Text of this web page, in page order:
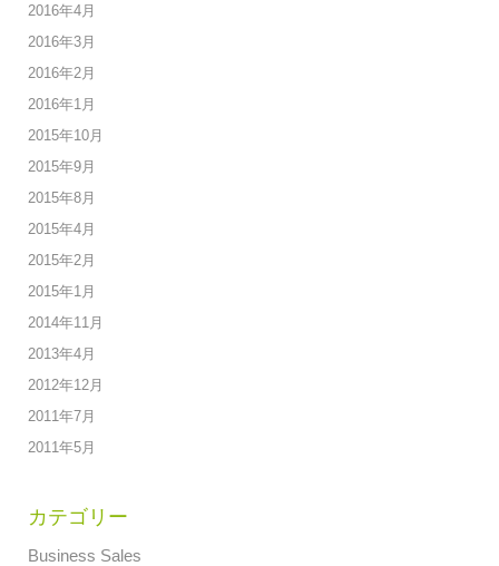
2016年4月
2016年3月
2016年2月
2016年1月
2015年10月
2015年9月
2015年8月
2015年4月
2015年2月
2015年1月
2014年11月
2013年4月
2012年12月
2011年7月
2011年5月
カテゴリー
Business Sales